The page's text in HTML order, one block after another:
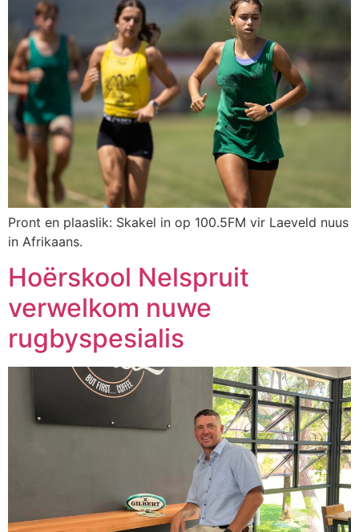
Pront en plaaslik: Skakel in op 100.5FM vir Laeveld nuus
in Afrikaans.
Hoërskool Nelspruit
verwelkom nuwe
rugbyspesialis